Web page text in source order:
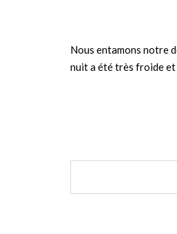
Nous entamons notre
nuit a été très froide et